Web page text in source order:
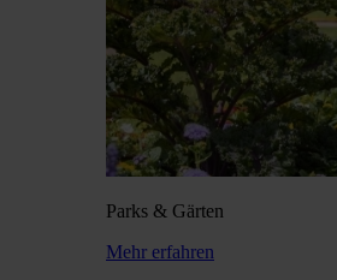
Parks & Gärten
Mehr erfahren